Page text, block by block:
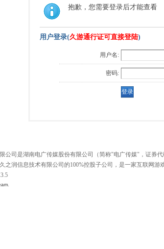
抱歉，您需要登录后才能查看
用户登录(久游通行证可直接登陆)
用户名:
密码:
公司是湖南电广传媒股份有限公司（简称"电广传媒"，证券代
之润信息技术有限公司的100%控股子公司，是一家互联网游